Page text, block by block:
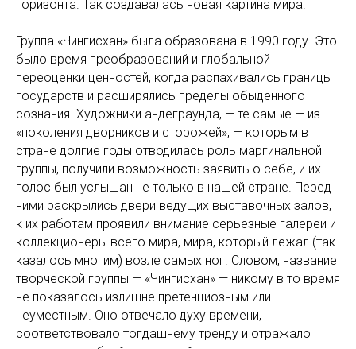
горизонта. Так создавалась новая картина мира.
Группа «Чингисхан» была образована в 1990 году. Это
было время преобразований и глобальной
переоценки ценностей, когда распахивались границы
государств и расширялись пределы обыденного
сознания. Художники андеграунда, — те самые — из
«поколения дворников и сторожей», — которым в
стране долгие годы отводилась роль маргинальной
группы, получили возможность заявить о себе, и их
голос был услышан не только в нашей стране. Перед
ними раскрылись двери ведущих выставочных залов,
к их работам проявили внимание серьезные галереи и
коллекционеры всего мира, мира, который лежал (так
казалось многим) возле самых ног. Словом, название
творческой группы — «Чингисхан» — никому в то время
не показалось излишне претенциозным или
неуместным. Оно отвечало духу времени,
соответствовало тогдашнему тренду и отражало